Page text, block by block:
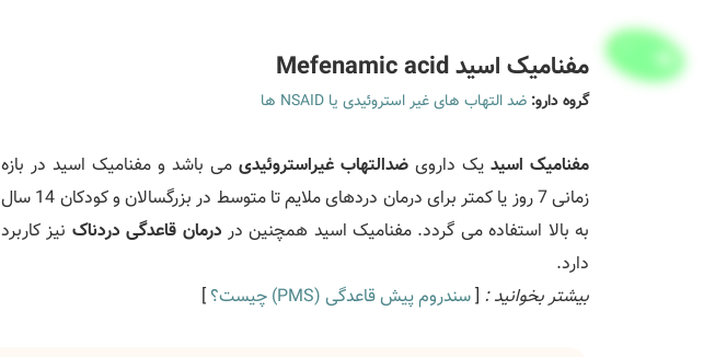
مفنامیک اسید Mefenamic acid
گروه دارو: ضد التهاب های غیر استروئیدی یا NSAID ها
مفنامیک اسیدیک داروی ضدالتهاب غیراستروئیدیمی باشد و مفنامیک اسید در بازه
زمانی 7 روز یا کمتر برای درمان دردهای ملایم تا متوسط در بزرگسالان و کودکان 14 سال
به بالا استفاده می گردد. مفنامیک اسید همچنین در درمان قاعدگی دردناک نیز کاربرد
دارد.
بیشتر بخوانید : [سندروم پیش قاعدگی (PMS) چیست؟ ]